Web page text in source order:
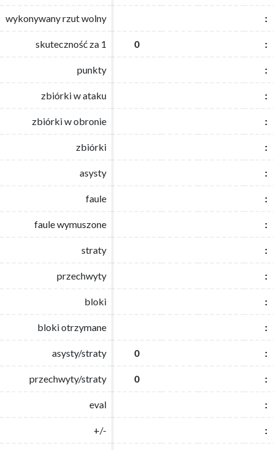
wykonywany rzut wolny :
skuteczność za 1 0 :
punkty :
zbiórki w ataku :
zbiórki w obronie :
zbiórki :
asysty :
faule :
faule wymuszone :
straty :
przechwyty :
bloki :
bloki otrzymane :
asysty/straty 0 :
przechwyty/straty 0 :
eval :
+/- :
wykonywany rzut wolny :
skuteczność za 1 0 :
punkty :
zbiórki w ataku :
zbiórki w obronie :
zbiórki :
asysty :
faule :
faule wymuszone :
straty :
przechwyty :
bloki :
bloki otrzymane :
asysty/straty 0 :
przechwyty/straty 0 :
eval :
+/- :